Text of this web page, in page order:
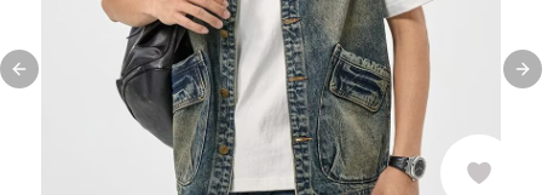
Previous slide